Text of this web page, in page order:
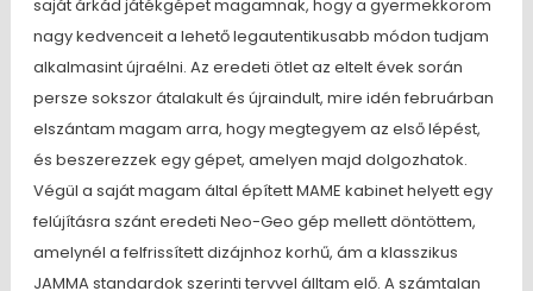
saját árkád játékgépet magamnak, hogy a gyermekkorom
nagy kedvenceit a lehető legautentikusabb módon tudjam
alkalmasint újraélni. Az eredeti ötlet az eltelt évek során
persze sokszor átalakult és újraindult, mire idén februárban
elszántam magam arra, hogy megtegyem az első lépést,
és beszerezzek egy gépet, amelyen majd dolgozhatok.
Végül a saját magam által épített MAME kabinet helyett egy
felújításra szánt eredeti Neo-Geo gép mellett döntöttem,
amelynél a felfrissített dizájnhoz korhű, ám a klasszikus
JAMMA standardok szerinti tervvel álltam elő. A számtalan